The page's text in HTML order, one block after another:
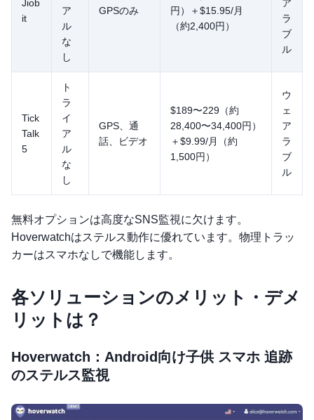
Jiob
it
ア
ル
な
し
GPSのみ
円）＋$15.95/月
（約2,400円）
ア
ラ
ブ
ル
Tick
Talk
5
ト
ラ
イ
ア
ル
な
し
GPS、通
話、ビデオ
$189〜229（約
28,400〜34,400円）
＋$9.99/月（約
1,500円）
ウ
ェ
ア
ラ
ブ
ル
無料オプションは高度なSNS監視に欠けます。
Hoverwatchはステルス動作に優れています。物理トラッ
カーはスマホなしで機能します。
各ソリューションのメリット・デメ
リットは？
Hoverwatch：Android向け子供 スマホ 追跡
のステルス監視